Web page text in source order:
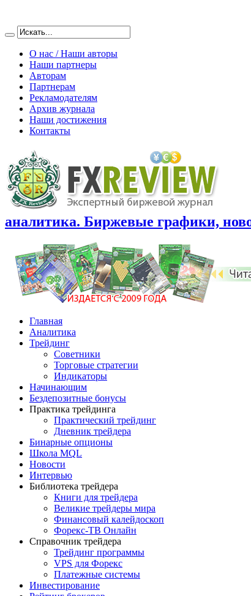
О нас / Наши авторы
Наши партнеры
Авторам
Партнерам
Рекламодателям
Архив журнала
Наши достижения
Контакты
аналитика. Биржевые графики,
Главная
Аналитика
Трейдинг
Советники
Торговые стратегии
Индикаторы
Начинающим
Бездепозитные бонусы
Практика трейдинга
Практический трейдинг
Дневник трейдера
Бинарные опционы
Школа MQL
Новости
Интервью
Библиотека трейдера
Книги для трейдера
Великие трейдеры мира
Финансовый калейдоскоп
Форекс-ТВ Онлайн
Справочник трейдера
Трейдинг программы
VPS для Форекс
Платежные системы
Инвестирование